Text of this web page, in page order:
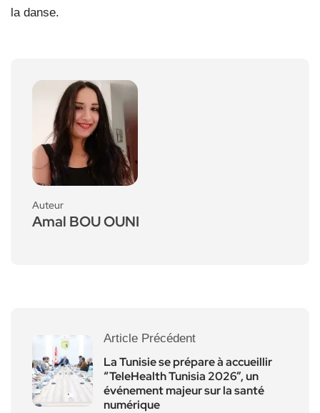
la danse.
Auteur
Amal BOU OUNI
Article Précédent
La Tunisie se prépare à accueillir
“TeleHealth Tunisia 2026”, un
événement majeur sur la santé
numérique